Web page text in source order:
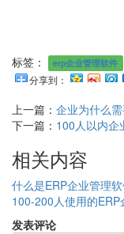
标签： erp企业管理软件
分享到：
上一篇： 企业为什么
下一篇： 100人以内企
相关内容
什么是ERP企业管理软
100-200人使用的ERP
发表评论